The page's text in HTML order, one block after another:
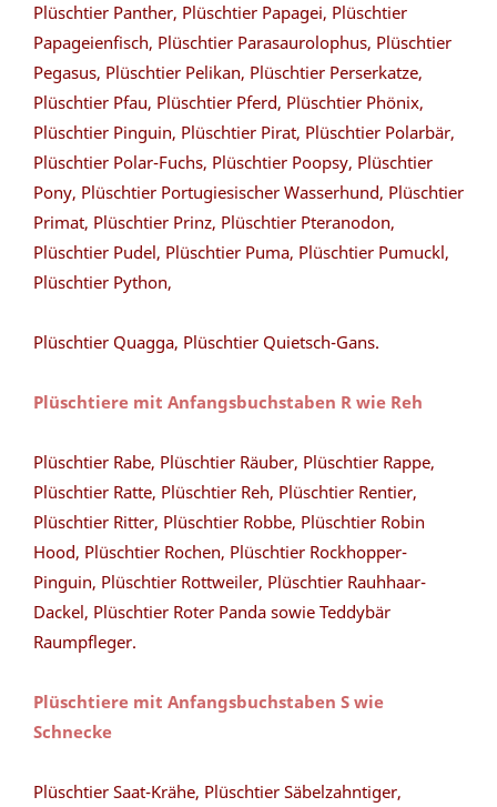
Plüschtier Panther, Plüschtier Papagei, Plüschtier
Papageienfisch, Plüschtier Parasaurolophus, Plüschtier
Pegasus, Plüschtier Pelikan, Plüschtier Perserkatze,
Plüschtier Pfau, Plüschtier Pferd, Plüschtier Phönix,
Plüschtier Pinguin, Plüschtier Pirat, Plüschtier Polarbär,
Plüschtier Polar-Fuchs, Plüschtier Poopsy, Plüschtier
Pony, Plüschtier Portugiesischer Wasserhund, Plüschtier
Primat, Plüschtier Prinz, Plüschtier Pteranodon,
Plüschtier Pudel, Plüschtier Puma, Plüschtier Pumuckl,
Plüschtier Python,
Plüschtier Quagga, Plüschtier Quietsch-Gans.
Plüschtiere mit Anfangsbuchstaben R wie Reh
Plüschtier Rabe, Plüschtier Räuber, Plüschtier Rappe,
Plüschtier Ratte, Plüschtier Reh, Plüschtier Rentier,
Plüschtier Ritter, Plüschtier Robbe, Plüschtier Robin
Hood, Plüschtier Rochen, Plüschtier Rockhopper-
Pinguin, Plüschtier Rottweiler, Plüschtier Rauhhaar-
Dackel, Plüschtier Roter Panda sowie Teddybär
Raumpfleger.
Plüschtiere mit Anfangsbuchstaben S wie
Schnecke
Plüschtier Saat-Krähe, Plüschtier Säbelzahntiger,